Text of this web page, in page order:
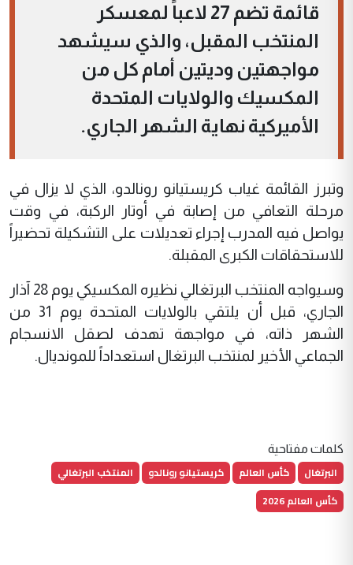
قائمة تضم 27 لاعباً لمعسكر
المنتخب المقبل، والذي سيشهد
مواجهتين وديتين أمام كل من
المكسيك والولايات المتحدة
الأميركية نهاية الشهر الجاري.
وتبرز القائمة غياب كريستيانو رونالدو، الذي لا يزال في
مرحلة التعافي من إصابة في أوتار الركبة، في وقت
يواصل فيه المدرب إجراء تعديلات على التشكيلة تحضيراً
للاستحقاقات الكبرى المقبلة.
وسيواجه المنتخب البرتغالي نظيره المكسيكي يوم 28 آذار
الجاري، قبل أن يلتقي بالولايات المتحدة يوم 31 من
الشهر ذاته، في مواجهة تهدف لصقل الانسجام
الجماعي الأخير لمنتخب البرتغال استعداداً للمونديال.
كلمات مفتاحية
البرتغال كأس العالم كريستيانو رونالدو
المنتخب البرتغالي
كأس العالم 2026